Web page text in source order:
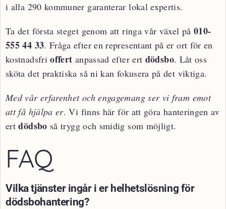
i alla 290 kommuner garanterar lokal expertis.
Ta det första steget genom att ringa vår växel på 010-
555 44 33. Fråga efter en representant på er ort för en
kostnadsfrioffert anpassad efter ert dödsbo. Låt oss
sköta det praktiska så ni kan fokusera på det viktiga.
Med vår erfarenhet och engagemang ser vi fram emot
att få hjälpa er. Vi finns här för att göra hanteringen av
ertdödsbo så trygg och smidig som möjligt.
FAQ
Vilka tjänster ingår i er helhetslösning för
dödsbohantering?